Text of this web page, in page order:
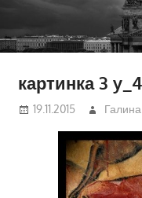
картинка 3
19.11.2015